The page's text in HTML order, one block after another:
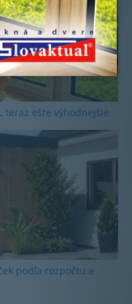
teraz ešte výhodnejšie
podľa rozpočtu a